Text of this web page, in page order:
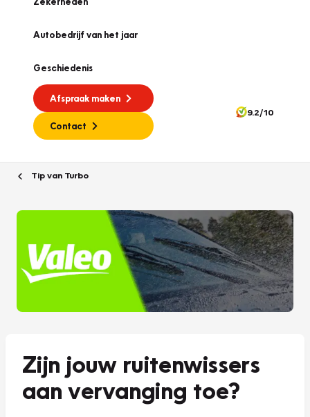
Autobedrijf van het jaar
Geschiedenis
Afspraak maken
Contact
9.2/10
Tip van Turbo
Zijn jouw ruitenwissers
aan vervanging toe?